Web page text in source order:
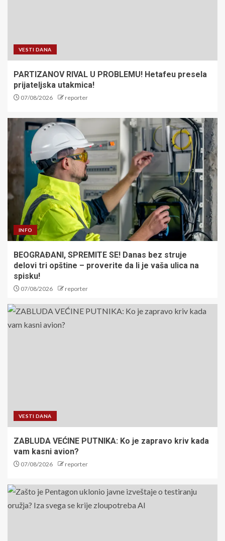
VESTI DANA
PARTIZANOV RIVAL U PROBLEMU! Hetafeu presela
prijateljska utakmica!
07/08/2026 reporter
INFO
BEOGRAĐANI, SPREMITE SE! Danas bez struje
delovi tri opštine – proverite da li je vaša ulica na
spisku!
07/08/2026 reporter
VESTI DANA
ZABLUDA VEĆINE PUTNIKA: Ko je zapravo kriv kada
vam kasni avion?
07/08/2026 reporter